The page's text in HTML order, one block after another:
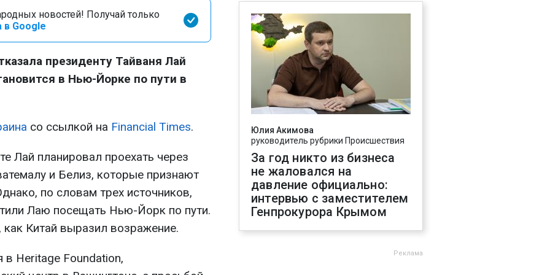
новостей! Получай только
в Google
президенту Тайваня Лай
в Нью-Йорке по пути в
со ссылкой на Financial Times.
Лай планировал проехать через
и Белиз, которые признают
по словам трех источников,
Лаю посещать Нью-Йорк по пути.
Китай выразил возражение.
в Heritage Foundation,
Юлия Акимова
руководитель рубрики Происшествия
За год никто из бизнеса
не жаловался на
давление официально:
интервью с заместителем
Генпрокурора Крымом